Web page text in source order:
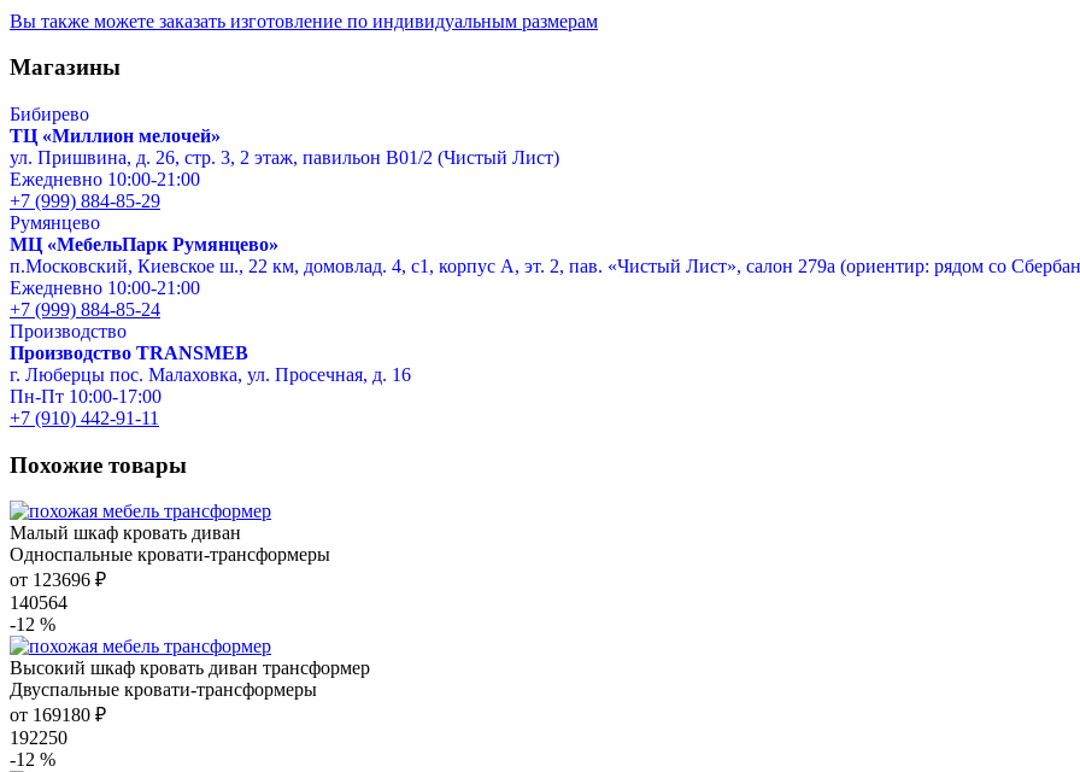
Вы также можете заказать изготовление по индивидуальным размерам
Магазины
Бибирево
ТЦ «Миллион мелочей»
ул. Пришвина, д. 26, стр. 3, 2 этаж, павильон В01/2 (Чистый Лист)
Ежедневно 10:00-21:00
+7 (999) 884-85-29
Румянцево
МЦ «МебельПарк Румянцево»
п.Московский, Киевское ш., 22 км, домовлад. 4, с1, корпус А, эт. 2, пав. «Чистый Лист», салон 279а (ориентир: рядом со
Ежедневно 10:00-21:00
+7 (999) 884-85-24
Производство
Производство TRANSMEB
г. Люберцы пос. Малаховка, ул. Просечная, д. 16
Пн-Пт 10:00-17:00
+7 (910) 442-91-11
Похожие товары
Малый шкаф кровать диван
Односпальные кровати-трансформеры
от 123696 ₽
140564
-12 %
Высокий шкаф кровать диван трансформер
Двуспальные кровати-трансформеры
от 169180 ₽
192250
-12 %